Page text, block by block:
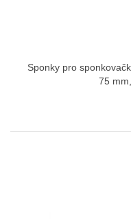
Sponky pro
75